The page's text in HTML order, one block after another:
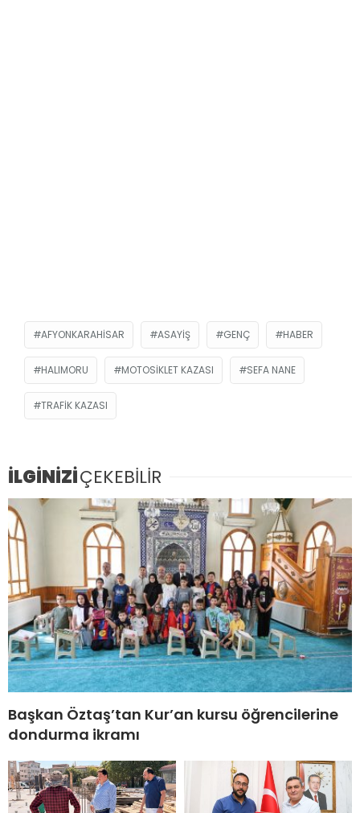
AFYONKARAHISAR ASAYIŞ GENÇ HABER
HALIMORU MOTOSIKLET KAZASI SEFA NANE
TRAFIK KAZASI
İLGİNİZİÇEKEBİLİR
Başkan Öztaş’tan Kur’an kursu öğrencilerine
dondurma ikramı